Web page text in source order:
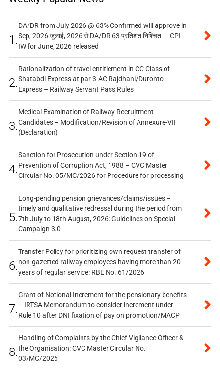
1.
DA/DR from July 2026 @ 63% Confirmed will approve in
Sep, 2026 जुलाई, 2026 से DA/DR 63 प्रतिशत निश्चित – CPI-
IW for June, 2026 released
2.
Rationalization of travel entitlement in CC Class of
Shatabdi Express at par 3-AC Rajdhani/Duronto
Express – Railway Servant Pass Rules
3.
Medical Examination of Railway Recruitment
Candidates – Modification/Revision of Annexure-VII
(Declaration)
4.
Sanction for Prosecution under Section 19 of
Prevention of Corruption Act, 1988 – CVC Master
Circular No. 05/MC/2026 for Procedure for processing
5.
Long-pending pension grievances/claims/issues –
timely and qualitative redressal during the period from
7th July to 18th August, 2026: Guidelines on Special
Campaign 3.0
6.
Transfer Policy for prioritizing own request transfer of
non-gazetted railway employees having more than 20
years of regular service: RBE No. 61/2026
7.
Grant of Notional Increment for the pensionary benefits
– IRTSA Memorandum to consider increment under
Rule 10 after DNI fixation of pay on promotion/MACP
8.
Handling of Complaints by the Chief Vigilance Officer &
the Organisation: CVC Master Circular No.
03/MC/2026